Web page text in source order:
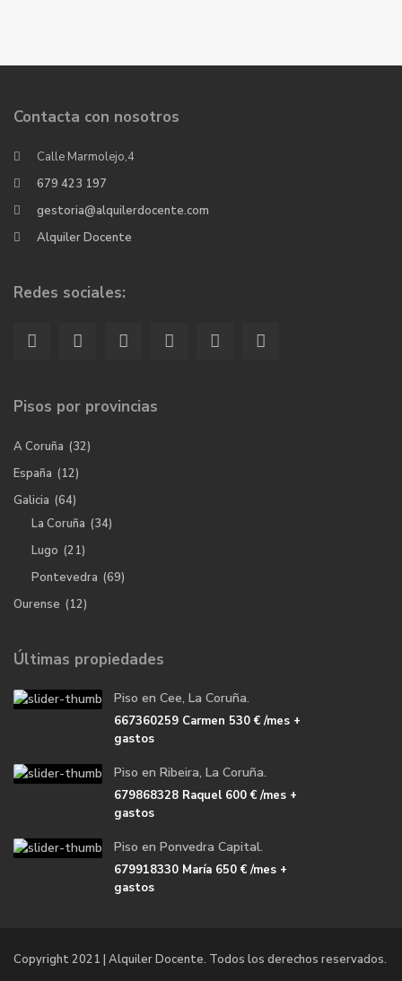
Contacta con nosotros
Calle Marmolejo,4
679 423 197
gestoria@alquilerdocente.com
Alquiler Docente
Redes sociales:
Pisos por provincias
A Coruña (32)
España (12)
Galicia (64)
La Coruña (34)
Lugo (21)
Pontevedra (69)
Ourense (12)
Últimas propiedades
Piso en Cee, La Coruña.
667360259 Carmen 530 €/mes +
gastos
Piso en Ribeira, La Coruña.
679868328 Raquel600 €/mes +
gastos
Piso en Ponvedra Capital.
679918330 María 650 €/mes +
gastos
Copyright 2021 | Alquiler Docente. Todos los derechos reservados.